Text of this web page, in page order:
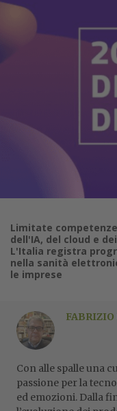
Limitate
dell'IA, del cloud e
L'Italia registra
nella sanità
le imprese
Con alle spalle una
passione per la
ed emozioni. Dalla